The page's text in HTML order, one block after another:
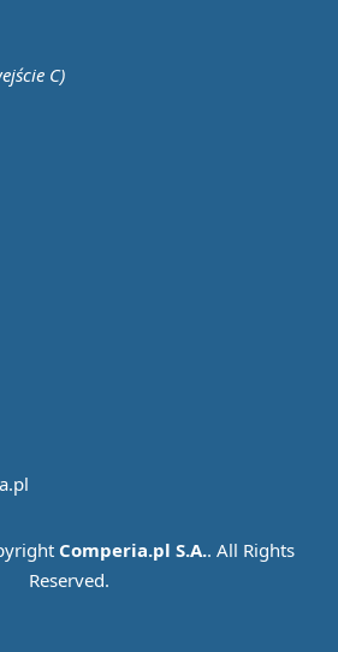
C)
Comperia.pl S.A.. All Rights
Reserved.